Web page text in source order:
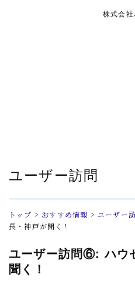
株式会社
ユーザー訪問
トップ > おすすめ情報 > ユーザー
長・神戸が聞く！
ユーザー訪問⑥: ハウ
聞く！